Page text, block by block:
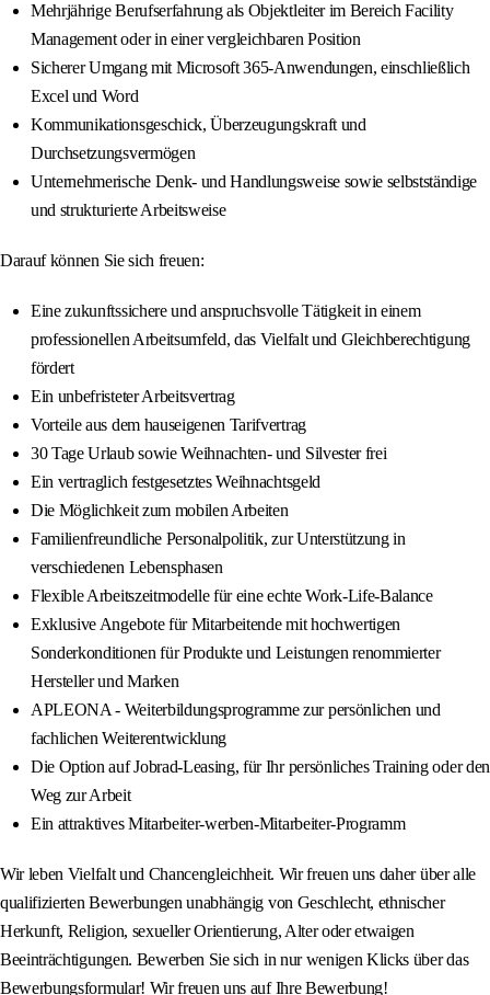
Mehrjährige Berufserfahrung als Objektleiter im Bereich Facility
Management oder in einer vergleichbaren Position
Sicherer Umgang mit Microsoft 365-Anwendungen, einschließlich
Excel und Word
Kommunikationsgeschick, Überzeugungskraft und
Durchsetzungsvermögen
Unternehmerische Denk- und Handlungsweise sowie selbstständige
und strukturierte Arbeitsweise
Darauf können Sie sich freuen:
Eine zukunftssichere und anspruchsvolle Tätigkeit in einem
professionellen Arbeitsumfeld, das Vielfalt und Gleichberechtigung
fördert
Ein unbefristeter Arbeitsvertrag
Vorteile aus dem hauseigenen Tarifvertrag
30 Tage Urlaub sowie Weihnachten- und Silvester frei
Ein vertraglich festgesetztes Weihnachtsgeld
Die Möglichkeit zum mobilen Arbeiten
Familienfreundliche Personalpolitik, zur Unterstützung in
verschiedenen Lebensphasen
Flexible Arbeitszeitmodelle für eine echte Work-Life-Balance
Exklusive Angebote für Mitarbeitende mit hochwertigen
Sonderkonditionen für Produkte und Leistungen renommierter
Hersteller und Marken
APLEONA - Weiterbildungsprogramme zur persönlichen und
fachlichen Weiterentwicklung
Die Option auf Jobrad-Leasing, für Ihr persönliches Training oder den
Weg zur Arbeit
Ein attraktives Mitarbeiter-werben-Mitarbeiter-Programm
Wir leben Vielfalt und Chancengleichheit. Wir freuen uns daher über alle
qualifizierten Bewerbungen unabhängig von Geschlecht, ethnischer
Herkunft, Religion, sexueller Orientierung, Alter oder etwaigen
Beeinträchtigungen. Bewerben Sie sich in nur wenigen Klicks über das
Bewerbungsformular! Wir freuen uns auf Ihre Bewerbung!